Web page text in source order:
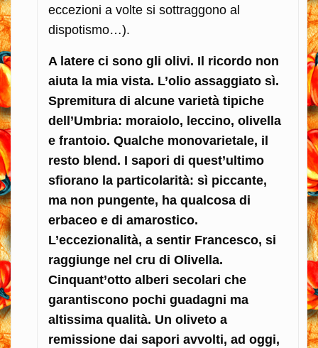
eccezioni a volte si sottraggono al
dispotismo…).
A latere ci sono gli olivi. Il ricordo non
aiuta la mia vista. L’olio assaggiato sì.
Spremitura di alcune varietà tipiche
dell’Umbria: moraiolo, leccino, olivella
e frantoio. Qualche monovarietale, il
resto blend. I sapori di quest’ultimo
sfiorano la particolarità: sì piccante,
ma non pungente, ha qualcosa di
erbaceo e di amarostico.
L’eccezionalità, a sentir Francesco, si
raggiunge nel cru di Olivella.
Cinquant’otto alberi secolari che
garantiscono pochi guadagni ma
altissima qualità. Un oliveto a
remissione dai sapori avvolti, ad oggi,